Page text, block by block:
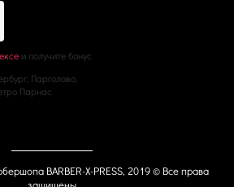
и получите бонус
Парголово,
Парнас
BARBER-X-PRESS, 2019 © Все права
защищены